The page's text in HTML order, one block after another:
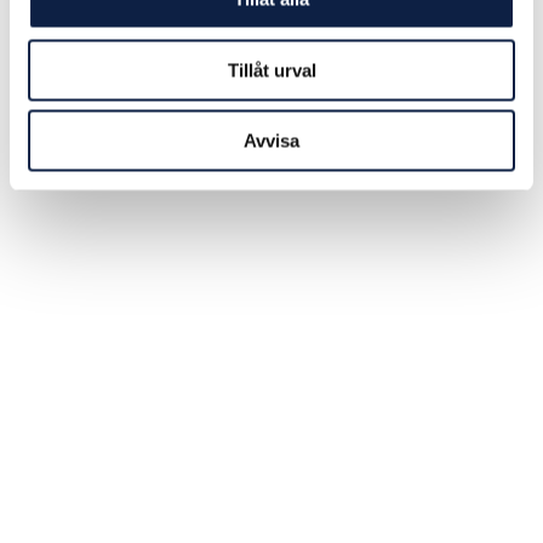
Tillåt urval
Avvisa
Miljarder snökrabbor har försvunnit från Berings hav de
senaste åren. Nu ställs fisket av delikatesskrabborna i
Alaska in för första gången